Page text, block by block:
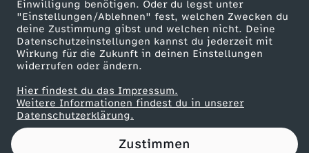
Einwilligung benötigen. Oder du legst unter
"Einstellungen/Ablehnen" fest, welchen Zwecken du
deine Zustimmung gibst und welchen nicht. Deine
Datenschutzeinstellungen kannst du jederzeit mit
Wirkung für die Zukunft in deinen Einstellungen
widerrufen oder ändern.
Hier findest du das Impressum.
Weitere Informationen findest du in unserer
Datenschutzerklärung.
Zustimmen
u
n
g
b
Partner